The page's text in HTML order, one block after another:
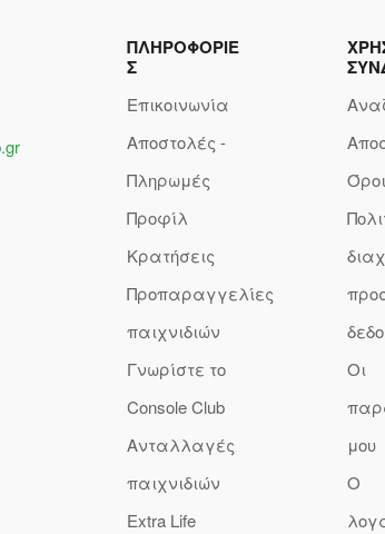
ΠΛΗΡΟΦΟΡΙΕ
Σ
Επικοινωνία
Αποστολές -
Πληρωμές
Προφίλ
Κρατήσεις
Προπαραγγελίες
παιχνιδιών
Γνωρίστε το
Console Club
Ανταλλαγές
παιχνιδιών
Extra Life
Οι
μου
Ο